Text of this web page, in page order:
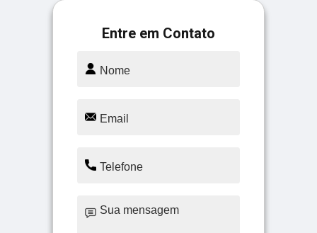
Entre em Contato